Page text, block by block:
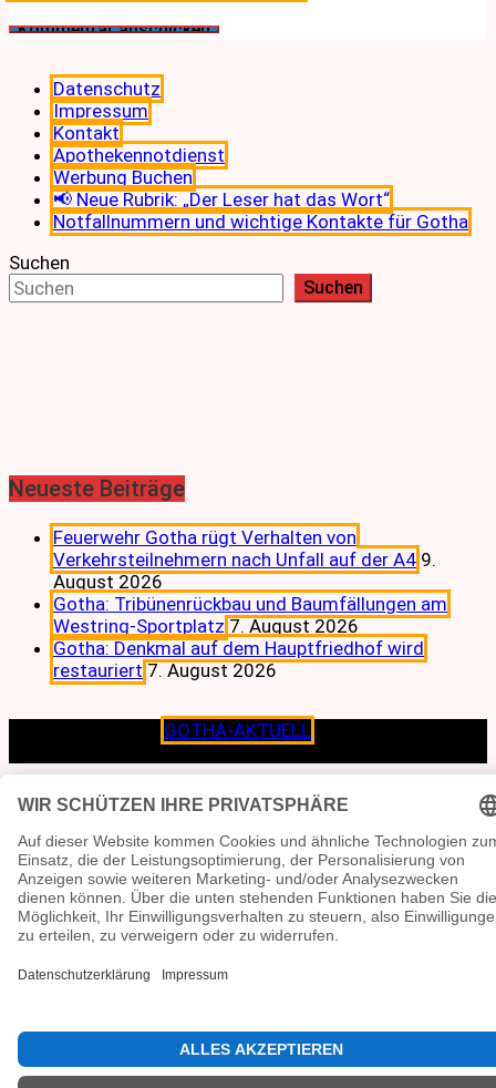
Datenschutz
Impressum
Kontakt
Apothekennotdienst
Werbung Buchen
📢 Neue Rubrik: „Der Leser hat das Wort“
Notfallnummern und wichtige Kontakte für Gotha
Suchen
Suchen
Neueste Beiträge
Feuerwehr Gotha rügt Verhalten von
Verkehrsteilnehmern nach Unfall auf der A4 9.
August 2026
Gotha: Tribünenrückbau und Baumfällungen am
Westring-Sportplatz 7. August 2026
Gotha: Denkmal auf dem Hauptfriedhof wird
restauriert 7. August 2026
GOTHA-AKTUELL
Lokalen verpflichtet.